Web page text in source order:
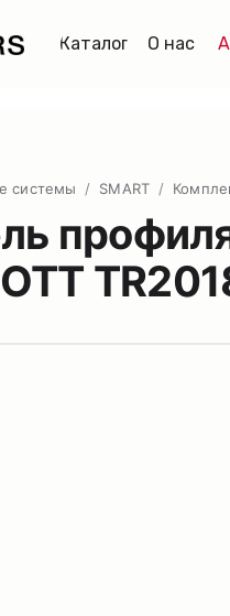
Каталог О нас
системы / SMART /